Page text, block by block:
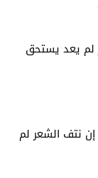
لم يعد يستحق
إن نتف الشعر لم